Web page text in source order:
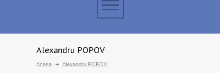
Alexandru POPOV
Acasa Alexandru POPOV